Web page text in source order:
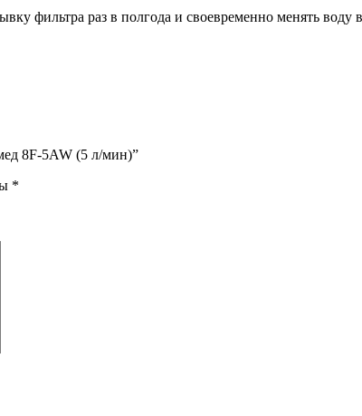
фильтра раз в полгода и своевременно менять
8F-5AW (5 л/мин)”
*